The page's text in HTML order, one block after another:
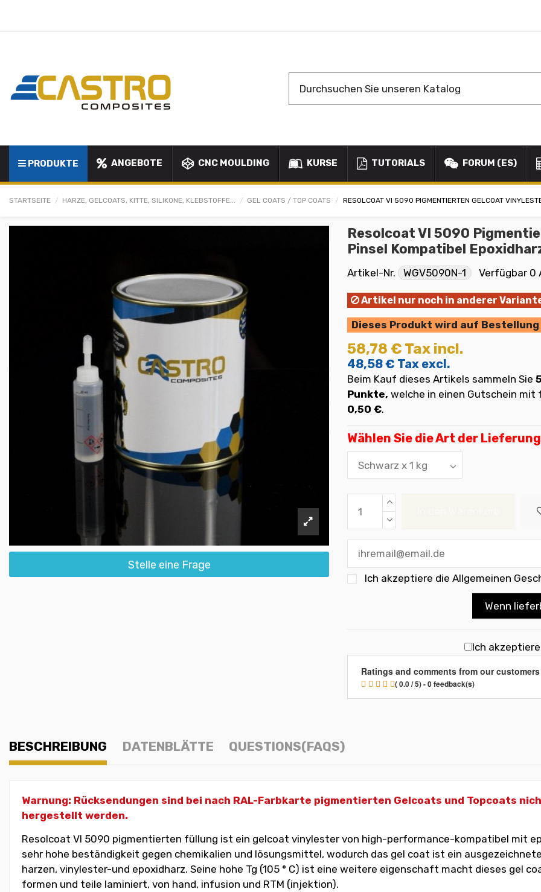
PRODUKTE ANGEBOTE CNC MOULDING KURSE TUTORIALS FORUM (ES)
STARTSEITE HARZE, GELCOATS, KITTE, SILIKONE, KLEBSTOFFE... GEL COATS / TOP COATS RESOLCOAT VI 5090 PIGMENTIERTEN GELCOAT
Stelle eine Frage
Resolcoat VI 5090
Pinsel Kompatibel
Artikel-Nr. WGV5090N-1 Verfügbar 0
Artikel nur noch in anderer
Dieses Produkt wird auf
58,78 € Tax incl.
48,58 € Tax excl.
Beim Kauf dieses Artikels sammeln Sie
Punkte, welche in einen Gutschein
0,50 €.
Wählen Sie die Art der Lieferung
Ich akzeptiere die Allgemeinen
Wenn
Ich
Ratings and comments from our customers
( 0.0 / 5) - 0 feedback(s)
BESCHREIBUNG DATENBLÄTTE QUESTIONS(FAQS)
Warnung: Rücksendungen sind bei nach RAL-Farbkarte pigmentierten Gelcoats und Topcoats
hergestellt werden.
Resolcoat VI 5090 pigmentierten füllung ist ein gelcoat vinylester von high-performance-kompatibel mit
sehr hohe beständigkeit gegen chemikalien und lösungsmittel, wodurch das gel coat ist ein
harzen, vinylester-und epoxidharz. Seine hohe Tg (105 ° C) ist eine weitere eigenschaft macht dieses gel
formen und teile laminiert, von hand, infusion und RTM (injektion).